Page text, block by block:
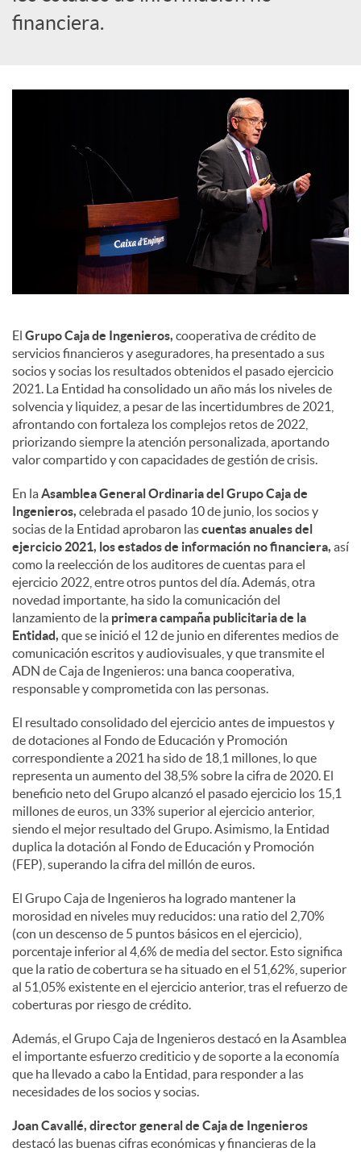
a
financiera.
El Grupo Caja de Ingenieros, cooperativa de crédito de
servicios financieros y aseguradores, ha presentado a sus
socios y socias los resultados obtenidos el pasado ejercicio
2021. La Entidad ha consolidado un año más los niveles de
solvencia y liquidez, a pesar de las incertidumbres de 2021,
afrontando con fortaleza los complejos retos de 2022,
priorizando siempre la atención personalizada, aportando
valor compartido y con capacidades de gestión de crisis.
En laAsamblea General Ordinaria del Grupo Caja de
Ingenieros, celebrada el pasado 10 de junio, los socios y
socias de la Entidad aprobaron lascuentas anuales del
ejercicio 2021, los estados de información no financiera, así
como la reelección de los auditores de cuentas para el
ejercicio 2022, entre otros puntos del día. Además, otra
novedad importante, ha sido la comunicación del
lanzamiento de la primera campaña publicitaria de la
Entidad, que se inició el 12 de junio en diferentes medios de
comunicación escritos y audiovisuales, y que transmite el
ADN de Caja de Ingenieros: una banca cooperativa,
responsable y comprometida con las personas.
El resultado consolidado del ejercicio antes de impuestos y
de dotaciones al Fondo de Educación y Promoción
correspondiente a 2021 ha sido de 18,1 millones, lo que
representa un aumento del 38,5% sobre la cifra de 2020. El
beneficio neto del Grupo alcanzó el pasado ejercicio los 15,1
millones de euros, un 33% superior al ejercicio anterior,
siendo el mejor resultado del Grupo. Asimismo, la Entidad
duplica la dotación al Fondo de Educación y Promoción
(FEP), superando la cifra del millón de euros.
El Grupo Caja de Ingenieros ha logrado mantener la
morosidad en niveles muy reducidos: una ratio del 2,70%
(con un descenso de 5 puntos básicos en el ejercicio),
porcentaje inferior al 4,6% de media del sector. Esto significa
que la ratio de cobertura se ha situado en el 51,62%, superior
al 51,05% existente en el ejercicio anterior, tras el refuerzo de
coberturas por riesgo de crédito.
Además, el Grupo Caja de Ingenieros destacó en la Asamblea
el importante esfuerzo crediticio y de soporte a la economía
que ha llevado a cabo la Entidad, para responder a las
necesidades de los socios y socias.
Joan Cavallé, director general de Caja de Ingenieros
destacó las buenas cifras económicas y financieras de la